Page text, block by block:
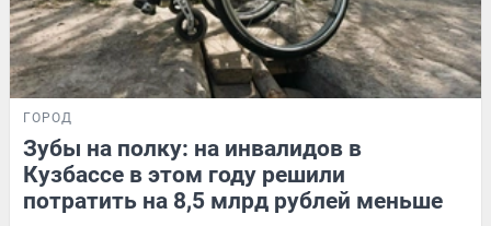
ГОРОД
Зубы на полку: на инвалидов в
Кузбассе в этом году решили
потратить на 8,5 млрд рублей меньше